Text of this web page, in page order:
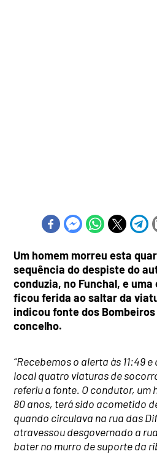
Um homem morreu esta
sequência do despiste do
conduzia, no Funchal, e uma
ficou ferida ao saltar da
indicou fonte dos
concelho.
“Recebemos o alerta às 11:49
local quatro viaturas de
referiu a fonte. O condutor, um
80 anos, terá sido acometido
quando circulava na rua das
atravessou desgovernado a
bater no murro de suporte da